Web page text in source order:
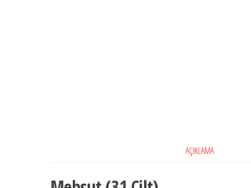
AÇIKLAMA